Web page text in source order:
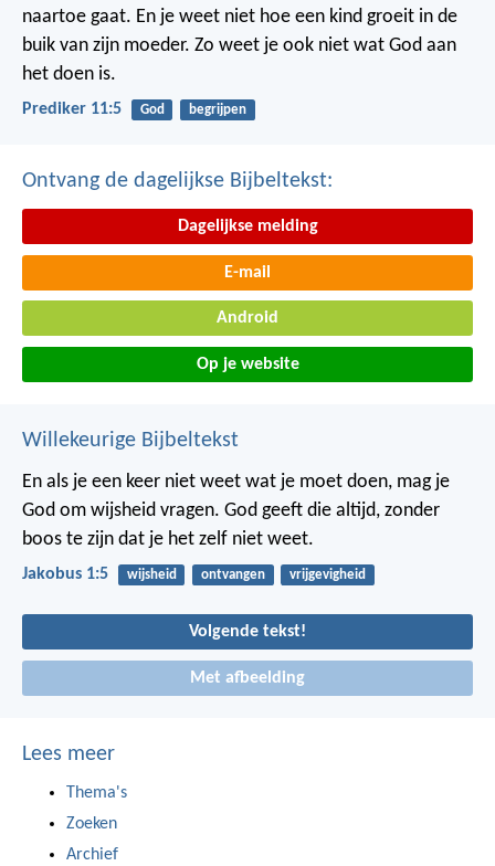
naartoe gaat. En je weet niet hoe een kind groeit in de
buik van zijn moeder. Zo weet je ook niet wat God aan
het doen is.
Prediker 11:5 God begrijpen
Ontvang de dagelijkse Bijbeltekst:
Dagelijkse melding
E-mail
Android
Op je website
Willekeurige Bijbeltekst
En als je een keer niet weet wat je moet doen, mag je
God om wijsheid vragen. God geeft die altijd, zonder
boos te zijn dat je het zelf niet weet.
Jakobus 1:5 wijsheid ontvangen vrijgevigheid
Volgende tekst!
Met afbeelding
Lees meer
Thema's
Zoeken
Archief